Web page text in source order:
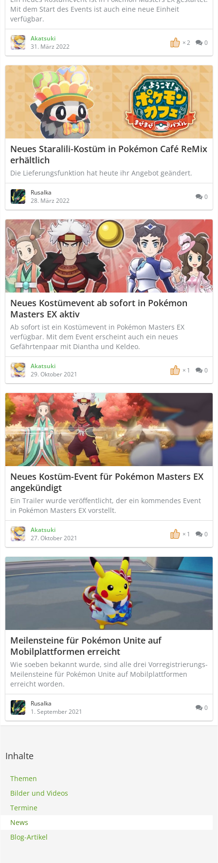
Mit dem Start des Events ist auch eine neue Einheit
verfügbar.
Akatsuki
31. März 2022
2 0
Neues Staralili-Kostüm in Pokémon Café ReMix
erhältlich
Die Lieferungsfunktion hat heute ihr Angebot geändert.
Rusalka
28. März 2022
0
Neues Kostümevent ab sofort in Pokémon
Masters EX aktiv
Ab sofort ist ein Kostümevent in Pokémon Masters EX
verfügbar. Mit dem Event erscheint auch ein neues
Gefährtenpaar mit Diantha und Keldeo.
Akatsuki
29. Oktober 2021
1 0
Neues Kostüm-Event für Pokémon Masters EX
angekündigt
Ein Trailer wurde veröffentlicht, der ein kommendes Event
in Pokémon Masters EX vorstellt.
Akatsuki
27. Oktober 2021
1 0
Meilensteine für Pokémon Unite auf
Mobilplattformen erreicht
Wie soeben bekannt wurde, sind alle drei Vorregistrierungs-
Meilensteine für Pokémon Unite auf Mobilplattformen
erreicht worden.
Rusalka
1. September 2021
0
Inhalte
Themen
Bilder und Videos
Termine
News
Blog-Artikel